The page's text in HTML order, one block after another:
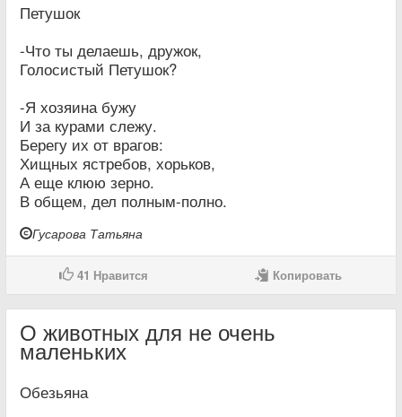
Петушок
-Что ты делаешь, дружок,
Голосистый Петушок?
-Я хозяина бужу
И за курами слежу.
Берегу их от врагов:
Хищных ястребов, хорьков,
А еще клюю зерно.
В общем, дел полным-полно.
Гусарова Татьяна
41 Нравится Копировать
О животных для не очень
маленьких
Обезьяна